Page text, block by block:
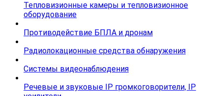
Тепловизионные камеры и тепловизионное
оборудование
Противодействие БПЛА и дронам
Радиолокационные средства обнаружения
Системы видеонаблюдения
Речевые и звуковые IP громкоговорители, IP